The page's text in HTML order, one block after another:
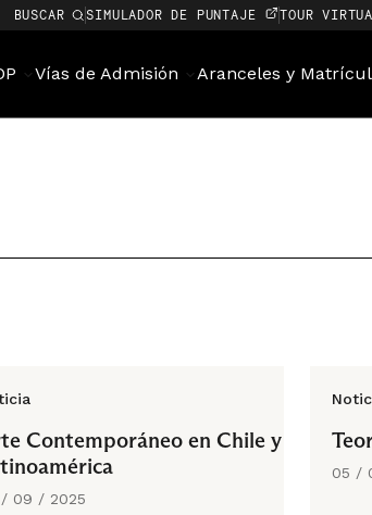
BUSCAR SIMULADOR DE PUNTAJE TOUR
Vías de Admisión Aranceles y
Contemporáneo en Chile y
09 / 2025
05 /